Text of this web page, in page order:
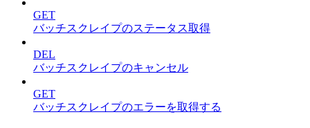
GET
バッチスクレイプのステータス取得
DEL
バッチスクレイプのキャンセル
GET
バッチスクレイプのエラーを取得する